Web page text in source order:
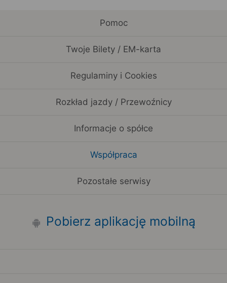
Pomoc
Twoje Bilety / EM-karta
Regulaminy i Cookies
Rozkład jazdy / Przewoźnicy
Informacje o spółce
Współpraca
Pozostałe serwisy
Pobierz aplikację mobilną